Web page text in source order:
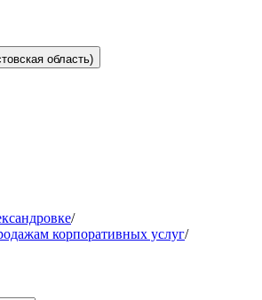
область)
/
корпоративных услуг/